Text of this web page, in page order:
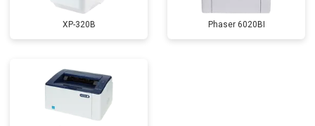
XP-320B Phaser 6020BI